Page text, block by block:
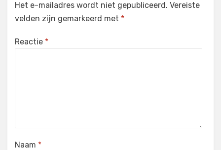
Het e-mailadres wordt niet gepubliceerd. Vereiste
velden zijn gemarkeerd met *
Reactie *
Naam *